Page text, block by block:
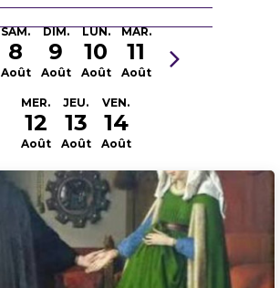
SAM.
8
Août
DIM.
9
Août
LUN.
10
Août
MAR.
11
Août
MER.
12
Août
JEU.
13
Août
VEN.
14
Août